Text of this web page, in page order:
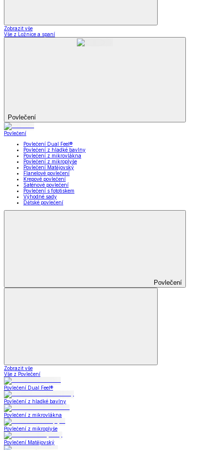
Zobrazit vše
Vše z Ložnice a spaní
Povlečení
Povlečení
Povlečení Dual Feel®
Povlečení z hladké bavlny
Povlečení z mikrovlákna
Povlečení z mikroplyše
Povlečení Matějovský
Flanelové povlečení
Krepové povlečení
Saténové povlečení
Povlečení s fototiskem
Výhodné sady
Dětské povlečení
Povlečení
Zobrazit vše
Vše z Povlečení
Povlečení Dual Feel®
Povlečení z hladké bavlny
Povlečení z mikrovlákna
Povlečení z mikroplyše
Povlečení Matějovský